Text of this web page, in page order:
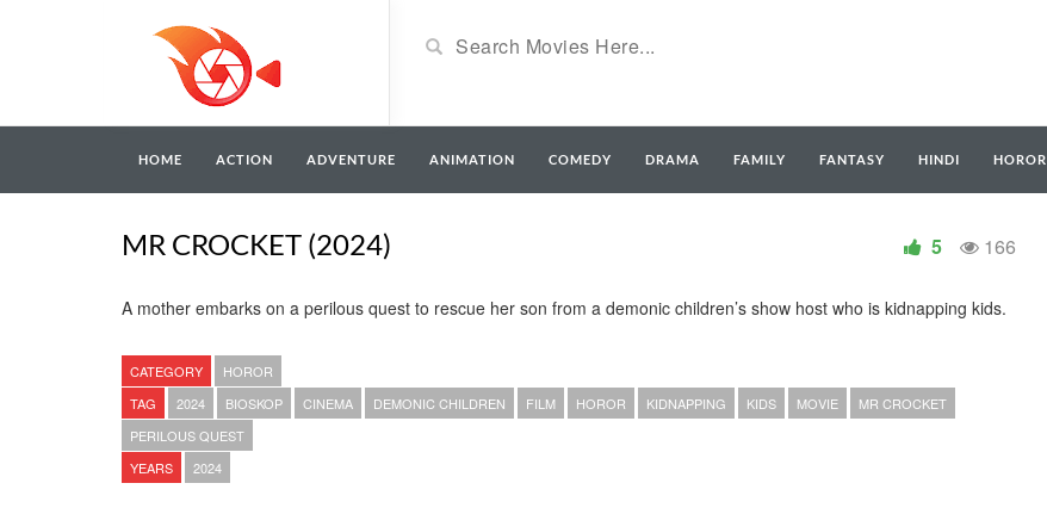
HOME ACTION ADVENTURE ANIMATION COMEDY DRAMA FAMILY FANTASY HINDI HOROR
MR CROCKET (2024) 166
5
A mother embarks on a perilous quest to rescue her son from a demonic children’s show host who is kidnapping kids.
CATEGORY
HOROR
TAG
2024 BIOSKOP CINEMA DEMONIC CHILDREN FILM HOROR KIDNAPPING KIDS MOVIE
MR CROCKET
PERILOUS QUEST
YEARS
2024